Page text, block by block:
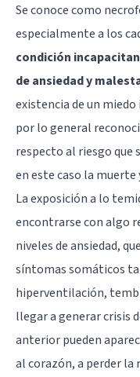
Se conoce como
especialmente a los
condición
de ansiedad y
existencia de un
por lo general
respecto al riesgo que
en este caso la
La exposición a lo
encontrarse con algo
niveles de ansiedad,
síntomas somáticos
hiperventilación,
llegar a generar crisis
anterior pueden
al corazón, a perder